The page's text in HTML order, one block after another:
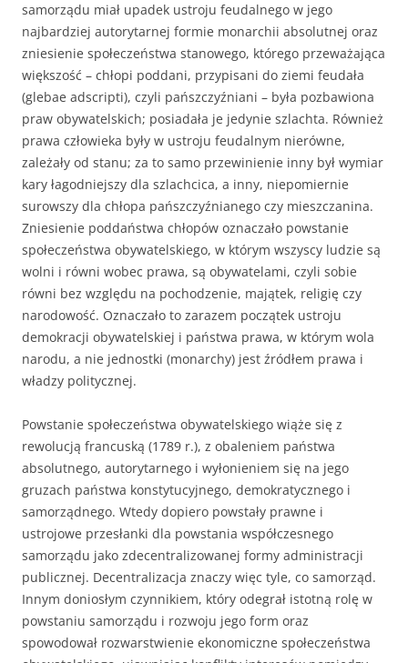
samorządu miał upadek ustroju feudalnego w jego
najbardziej autorytarnej formie monarchii absolutnej oraz
zniesienie społeczeństwa stanowego, którego przeważająca
większość – chłopi poddani, przypisani do ziemi feudała
(glebae adscripti), czyli pańszczyźniani – była pozbawiona
praw obywatelskich; posiadała je jedynie szlachta. Również
prawa człowieka były w ustroju feudalnym nierówne,
zależały od stanu; za to samo przewinienie inny był wymiar
kary łagodniejszy dla szlachcica, a inny, niepomiernie
surowszy dla chłopa pańszczyźnianego czy mieszczanina.
Zniesienie poddaństwa chłopów oznaczało powstanie
społeczeństwa obywatelskiego, w którym wszyscy ludzie są
wolni i równi wobec prawa, są obywatelami, czyli sobie
równi bez względu na pochodzenie, majątek, religię czy
narodowość. Oznaczało to zarazem początek ustroju
demokracji obywatelskiej i państwa prawa, w którym wola
narodu, a nie jednostki (monarchy) jest źródłem prawa i
władzy politycznej.
Powstanie społeczeństwa obywatelskiego wiąże się z
rewolucją francuską (1789 r.), z obaleniem państwa
absolutnego, autorytarnego i wyłonieniem się na jego
gruzach państwa konstytucyjnego, demokratycznego i
samorządnego. Wtedy dopiero powstały prawne i
ustrojowe przesłanki dla powstania współczesnego
samorządu jako zdecentralizowanej formy administracji
publicznej. Decentralizacja znaczy więc tyle, co samorząd.
Innym doniosłym czynnikiem, który odegrał istotną rolę w
powstaniu samorządu i rozwoju jego form oraz
spowodował rozwarstwienie ekonomiczne społeczeństwa